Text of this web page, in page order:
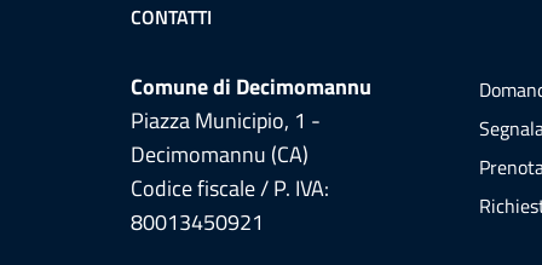
CONTATTI
Comune di Decimomannu
Piazza Municipio, 1 -
Decimomannu (CA)
Codice fiscale / P. IVA:
80013450921